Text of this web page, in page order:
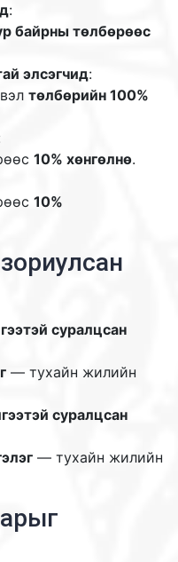
:
байрны төлбөрөөс
элсэгчид:
төлбөрийн 100%
10% хөнгөлнө.
10%
суралцсан
— тухайн жилийн
суралцсан
— тухайн жилийн